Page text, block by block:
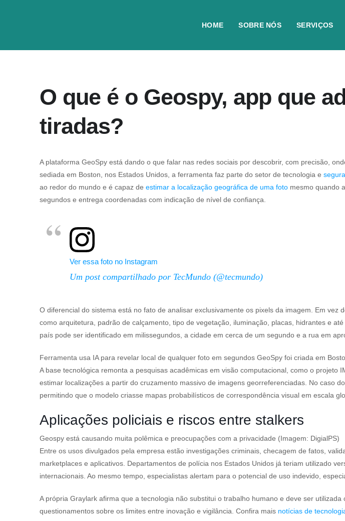
HOME SOBRE NÓS SERVIÇOS
O que é o Geospy, app que
tiradas?
A plataforma GeoSpy está dando o que falar nas redes sociais por descobrir, com precisão,
sediada em Boston, nos Estados Unidos, a ferramenta faz parte do setor de tecnologia e
ao redor do mundo e é capaz de estimar a localização geográfica de uma foto mesmo quando
segundos e entrega coordenadas com indicação de nível de confiança.
Ver essa foto no Instagram
Um post compartilhado por TecMundo (@tecmundo)
O diferencial do sistema está no fato de analisar exclusivamente os pixels da imagem. Em
como arquitetura, padrão de calçamento, tipo de vegetação, iluminação, placas, hidrantes e
país pode ser identificado em milissegundos, a cidade em cerca de um segundo e a rua em
Ferramenta usa IA para revelar local de qualquer foto em segundos GeoSpy foi criada em
A base tecnológica remonta a pesquisas acadêmicas em visão computacional, como o
estimar localizações a partir do cruzamento massivo de imagens georreferenciadas. No caso
permitindo que o modelo criasse mapas probabilísticos de correspondência visual em escala
Aplicações policiais e riscos entre stalkers
Geospy está causando muita polêmica e preocupações com a privacidade (Imagem: DigialPS)
Entre os usos divulgados pela empresa estão investigações criminais, checagem de fatos,
marketplaces e aplicativos. Departamentos de polícia nos Estados Unidos já teriam utilizado
internacionais. Ao mesmo tempo, especialistas alertam para o potencial de uso indevido,
A própria Graylark afirma que a tecnologia não substitui o trabalho humano e deve ser
questionamentos sobre os limites entre inovação e vigilância. Confira mais notícias de